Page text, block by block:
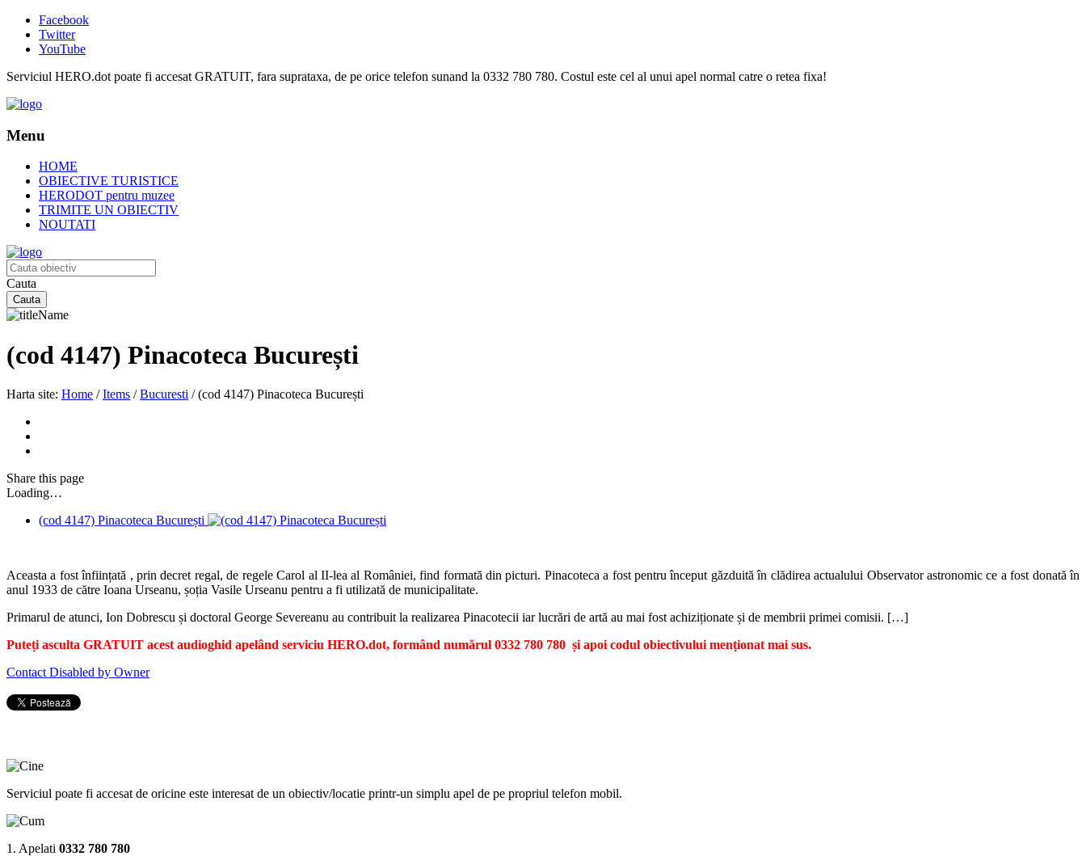
Facebook
Twitter
YouTube
Serviciul HERO.dot poate fi accesat GRATUIT, fara suprataxa, de pe orice telefon sunand la 0332 780 780. Costul este cel al unui apel normal catre o retea fixa!
Menu
HOME
OBIECTIVE TURISTICE
HERODOT pentru muzee
TRIMITE UN OBIECTIV
NOUTATI
Cauta
(cod 4147) Pinacoteca București
Harta site: Home / Items / Bucuresti / (cod 4147) Pinacoteca București
Share this page
Loading…
(cod 4147) Pinacoteca București
Aceasta a fost înființată , prin decret regal, de regele Carol al II-lea al României, find formată din picturi. Pinacoteca a fost pentru început găzduită în clădirea actualului Observator astronomic ce a fost donată în
anul 1933 de către Ioana Urseanu, șoția Vasile Urseanu pentru a fi utilizată de municipalitate.
Primarul de atunci, Ion Dobrescu și doctoral George Severeanu au contribuit la realizarea Pinacotecii iar lucrări de artă au mai fost achiziționate și de membrii primei comisii. […]
Puteți asculta GRATUIT acest audioghid apelând serviciu HERO.dot, formând numărul 0332 780 780 și apoi codul obiectivului menționat mai sus.
Contact Disabled by Owner
Serviciul poate fi accesat de oricine este interesat de un obiectiv/locatie printr-un simplu apel de pe propriul telefon mobil.
1. Apelati 0332 780 780